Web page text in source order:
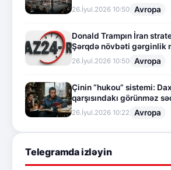
26.İyul.2026 10:50 Avropa
Donald Trampın İran
Şərqdə növbəti gərginlik
26.İyul.2026 10:50 Avropa
Çinin “hukou” sistemi:
qarşısındakı görünməz
26.İyul.2026 10:22 Avropa
Telegramda izləyin